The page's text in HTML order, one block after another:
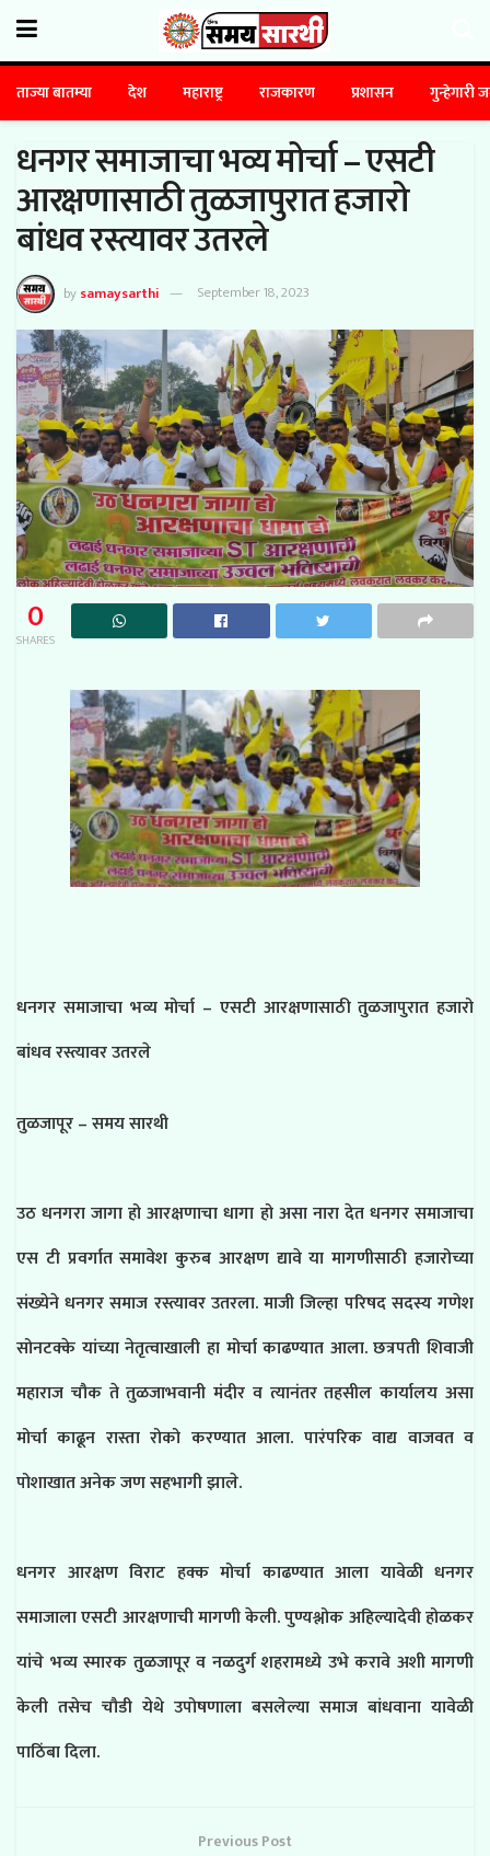
ताज्या बातम्या देश महाराष्ट्र राजकारण प्रशासन गुन्हेगारी
धनगर समाजाचा भव्य मोर्चा – एसटी
आरक्षणासाठी तुळजापुरात हजारो
बांधव रस्त्यावर उतरले
bysamaysarthi September 18, 2023
0
SHARES
धनगर समाजाचा भव्य मोर्चा – एसटी आरक्षणासाठी तुळजापुरात हजारो
बांधव रस्त्यावर उतरले
तुळजापूर – समय सारथी
उठ धनगरा जागा हो आरक्षणाचा धागा हो असा नारा देत धनगर समाजाचा
एस टी प्रवर्गात समावेश कुरुब आरक्षण द्यावे या मागणीसाठी हजारोच्या
संख्येने धनगर समाज रस्त्यावर उतरला. माजी जिल्हा परिषद सदस्य गणेश
सोनटक्के यांच्या नेतृत्वाखाली हा मोर्चा काढण्यात आला. छत्रपती शिवाजी
महाराज चौक ते तुळजाभवानी मंदीर व त्यानंतर तहसील कार्यालय असा
मोर्चा काढून रास्ता रोको करण्यात आला. पारंपरिक वाद्य वाजवत व
पोशाखात अनेक जण सहभागी झाले.
धनगर आरक्षण विराट हक्क मोर्चा काढण्यात आला यावेळी धनगर
समाजाला एसटी आरक्षणाची मागणी केली. पुण्यश्लोक अहिल्यादेवी होळकर
यांचे भव्य स्मारक तुळजापूर व नळदुर्ग शहरामध्ये उभे करावे अशी मागणी
केली तसेच चौडी येथे उपोषणाला बसलेल्या समाज बांधवाना यावेळी
पाठिंबा दिला.
Previous Post